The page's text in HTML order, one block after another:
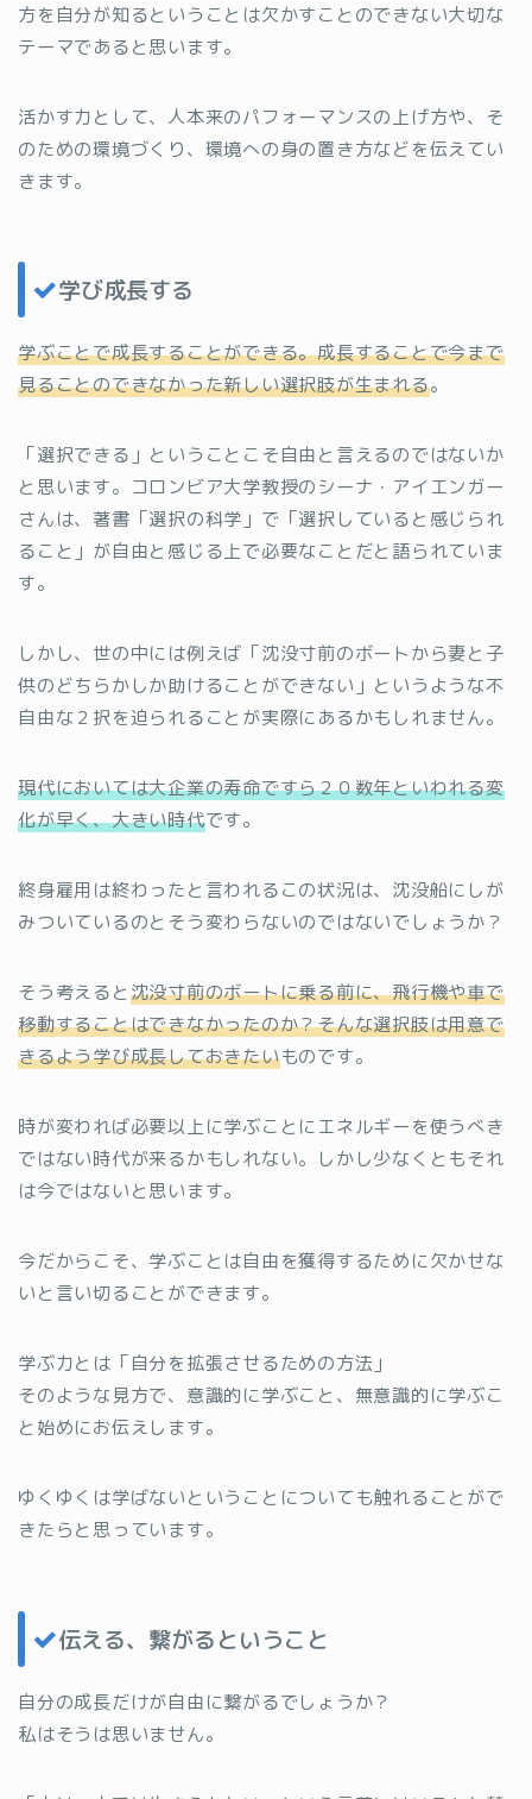
方を自分が知るということは欠かすことのできない大切な
テーマであると思います。
活かす力として、人本来のパフォーマンスの上げ方や、そ
のための環境づくり、環境への身の置き方などを伝えてい
きます。
学び成長する
学ぶことで成長することができる。成長することで今まで
見ることのできなかった新しい選択肢が生まれる。
「選択できる」ということこそ自由と言えるのではないか
と思います。コロンビア大学教授のシーナ・アイエンガー
さんは、著書「選択の科学」で「選択していると感じられ
ること」が自由と感じる上で必要なことだと語られていま
す。
しかし、世の中には例えば「沈没寸前のボートから妻と子
供のどちらかしか助けることができない」というような不
自由な２択を迫られることが実際にあるかもしれません。
現代においては大企業の寿命ですら２０数年といわれる変
化が早く、大きい時代です。
終身雇用は終わったと言われるこの状況は、沈没船にしが
みついているのとそう変わらないのではないでしょうか？
そう考えると沈没寸前のボートに乗る前に、飛行機や車で
移動することはできなかったのか？そんな選択肢は用意で
きるよう学び成長しておきたいものです。
時が変われば必要以上に学ぶことにエネルギーを使うべき
ではない時代が来るかもしれない。しかし少なくともそれ
は今ではないと思います。
今だからこそ、学ぶことは自由を獲得するために欠かせな
いと言い切ることができます。
学ぶ力とは「自分を拡張させるための方法」
そのような見方で、意識的に学ぶこと、無意識的に学ぶこ
と始めにお伝えします。
ゆくゆくは学ばないということについても触れることがで
きたらと思っています。
伝える、繋がるということ
自分の成長だけが自由に繋がるでしょうか？
私はそうは思いません。